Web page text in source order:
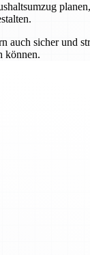
auch sicher und
können.